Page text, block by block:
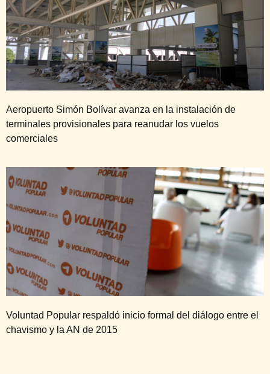
Aeropuerto Simón Bolívar avanza en la instalación de
terminales provisionales para reanudar los vuelos
comerciales
Voluntad Popular respaldó inicio formal del diálogo entre el
chavismo y la AN de 2015